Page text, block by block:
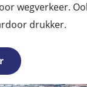
wegverkeer.
drukker.